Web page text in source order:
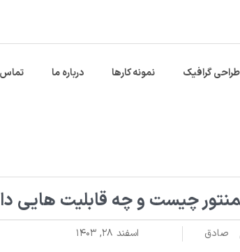
طراحی گرافیک نمونه کارها درباره ما تماس
چیست و چه قابلیت هایی
صادق اسفند ۲۸, ۱۴۰۳